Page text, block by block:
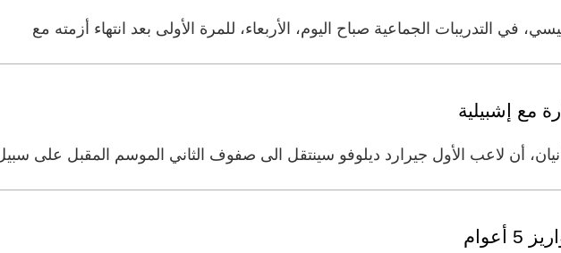
في التدريبات الجماعية صباح اليوم، الأربعاء، للمرة الأولى بعد انتهاء أزمته مع
مع إشبيلية
أن لاعب الأول جيرارد ديلوفو سينتقل الى صفوف الثاني الموسم المقبل على